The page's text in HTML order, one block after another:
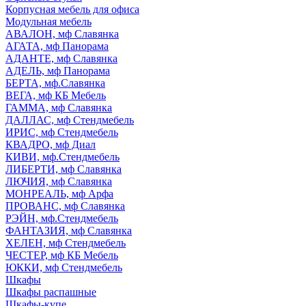
Корпусная мебель для офиса
Модульная мебель
АВАЛОН, мф Славянка
АГАТА, мф Панорама
АДАНТЕ, мф Славянка
АДЕЛЬ, мф Панорама
БЕРТА, мф.Славянка
ВЕГА, мф КБ Мебель
ГАММА, мф Славянка
ДАЛЛАС, мф Стендмебель
ИРИС, мф Стендмебель
КВАДРО, мф Диал
КИВИ, мф.Стендмебель
ЛИБЕРТИ, мф Славянка
ЛЮЧИЯ, мф Славянка
МОНРЕАЛЬ, мф Арфа
ПРОВАНС, мф Славянка
РЭЙН, мф.Стендмебель
ФАНТАЗИЯ, мф Славянка
ХЕЛЕН, мф Стендмебель
ЧЕСТЕР, мф КБ Мебель
ЮККИ, мф Стендмебель
Шкафы
Шкафы распашные